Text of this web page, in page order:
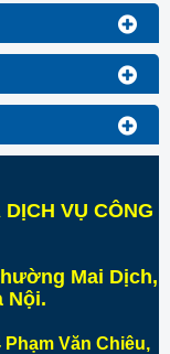
VỤ CÔNG
Mai Dịch,
Nội.
Phạm Văn Chiêu,